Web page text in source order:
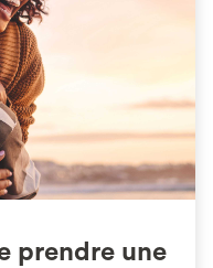
prendre une